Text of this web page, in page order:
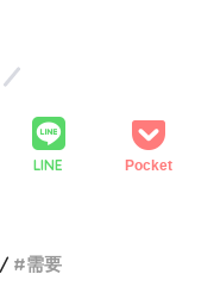
LINE Pocket
需要